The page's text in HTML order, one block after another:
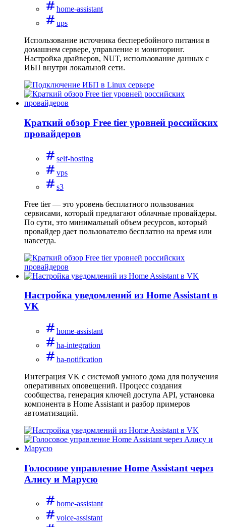
home-assistant
ups
Использование источника бесперебойного питания в
домашнем сервере, управление и мониторинг.
Настройка драйверов, NUT, использование данных с
ИБП внутри локальной сети.
Краткий обзор Free tier уровней российских
провайдеров
self-hosting
vps
s3
Free tier — это уровень бесплатного пользования
сервисами, который предлагают облачные провайдеры.
По сути, это минимальный объем ресурсов, который
провайдер дает пользователю бесплатно на время или
навсегда.
Настройка уведомлений из Home Assistant в
VK
home-assistant
ha-integration
ha-notification
Интеграция VK с системой умного дома для получения
оперативных оповещений. Процесс создания
сообщества, генерация ключей доступа API, установка
компонента в Home Assistant и разбор примеров
автоматизаций.
Голосовое управление Home Assistant через
Алису и Марусю
home-assistant
voice-assistant